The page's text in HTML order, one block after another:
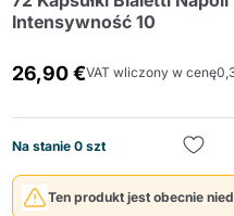
Intensywność 10
26,90 €VAT wliczony w cenę
Na stanie 0 szt
Ten produkt jest obecnie